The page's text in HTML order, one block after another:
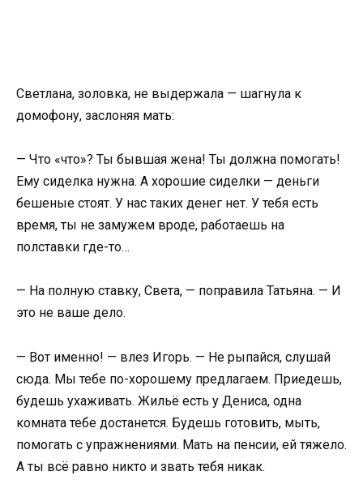
Светлана, золовка, не выдержала — шагнула к
домофону, заслоняя мать:
— Что «что»? Ты бывшая жена! Ты должна помогать!
Ему сиделка нужна. А хорошие сиделки — деньги
бешеные стоят. У нас таких денег нет. У тебя есть
время, ты не замужем вроде, работаешь на
полставки где-то…
— На полную ставку, Света, — поправила Татьяна. — И
это не ваше дело.
— Вот именно! — влез Игорь. — Не рыпайся, слушай
сюда. Мы тебе по-хорошему предлагаем. Приедешь,
будешь ухаживать. Жильё есть у Дениса, одна
комната тебе достанется. Будешь готовить, мыть,
помогать с упражнениями. Мать на пенсии, ей тяжело.
А ты всё равно никто и звать тебя никак.